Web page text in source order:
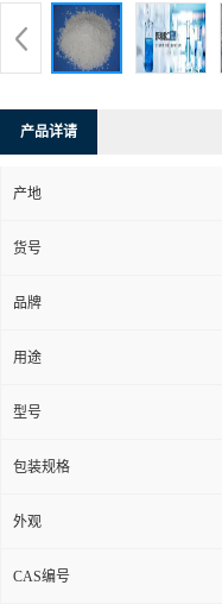
产品详请
产地
货号
品牌
用途
型号
包装规格
外观
CAS编号